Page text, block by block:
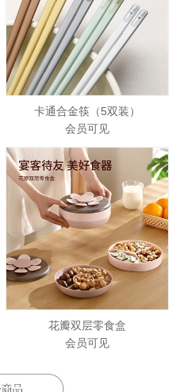
卡通合金筷（5双装）
会员可见
花瓣双层零食盒
会员可见